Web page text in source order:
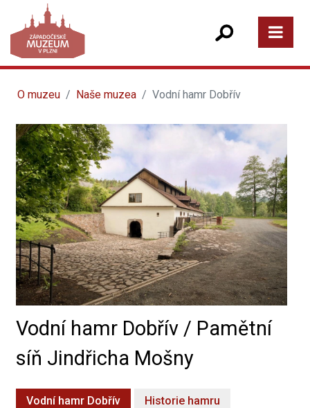
O muzeu Naše muzea Vodní hamr Dobřív
Vodní hamr Dobřív / Pamětní
síň Jindřicha Mošny
Vodní hamr Dobřív Historie hamru